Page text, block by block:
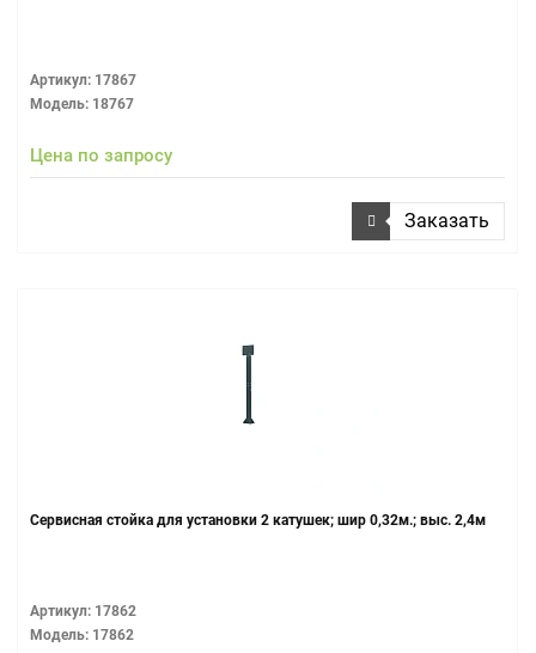
Артикул: 17867
Модель: 18767
Цена по запросу
Заказать
Сервисная стойка для установки 2 катушек; шир 0,32м.; выс. 2,4м
Артикул: 17862
Модель: 17862